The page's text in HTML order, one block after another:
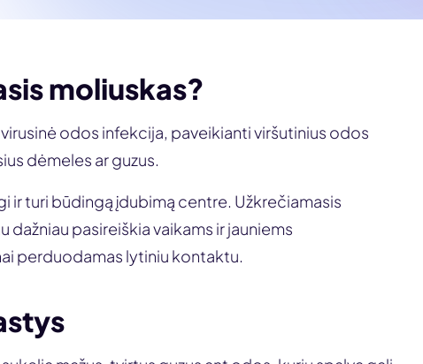
moliuskas?
odos infekcija, paveikianti viršutinius odos
dėmeles ar guzus.
ir turi būdingą įdubimą centre. Užkrečiamasis
pasireiškia vaikams ir jauniems
perduodamas lytiniu kontaktu.